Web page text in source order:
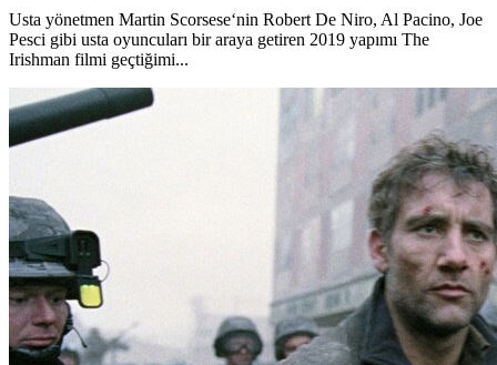
Usta yönetmen Martin Scorsese‘nin Robert De Niro, Al Pacino, Joe
Pesci gibi usta oyuncuları bir araya getiren 2019 yapımı The
Irishman filmi geçtiğimi...